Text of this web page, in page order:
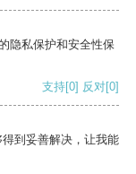
隐私保护和安全性保
支持[0] 反对[0]
到妥善解决，让我能